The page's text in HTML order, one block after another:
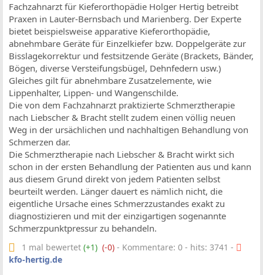
Fachzahnarzt für Kieferorthopädie Holger Hertig betreibt
Praxen in Lauter-Bernsbach und Marienberg. Der Experte
bietet beispielsweise apparative Kieferorthopädie,
abnehmbare Geräte für Einzelkiefer bzw. Doppelgeräte zur
Bisslagekorrektur und festsitzende Geräte (Brackets, Bänder,
Bögen, diverse Versteifungsbügel, Dehnfedern usw.)
Gleiches gilt für abnehmbare Zusatzelemente, wie
Lippenhalter, Lippen- und Wangenschilde.
Die von dem Fachzahnarzt praktizierte Schmerztherapie
nach Liebscher & Bracht stellt zudem einen völlig neuen
Weg in der ursächlichen und nachhaltigen Behandlung von
Schmerzen dar.
Die Schmerztherapie nach Liebscher & Bracht wirkt sich
schon in der ersten Behandlung der Patienten aus und kann
aus diesem Grund direkt von jedem Patienten selbst
beurteilt werden. Länger dauert es nämlich nicht, die
eigentliche Ursache eines Schmerzzustandes exakt zu
diagnostizieren und mit der einzigartigen sogenannte
Schmerzpunktpressur zu behandeln.
1 mal bewertet (+1) (-0) - Kommentare: 0 - hits: 3741 -
kfo-hertig.de